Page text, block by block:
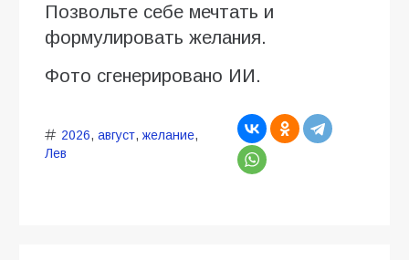
Позвольте себе мечтать и
формулировать желания.
Фото сгенерировано ИИ.
2026, август, желание,
Лев